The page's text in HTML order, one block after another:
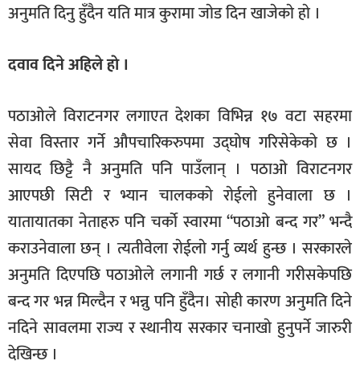
अनुमति दिनु हुँदैन यति मात्र कुरामा जाेड दिन खाजेकाे हाे ।
दवाव दिने अहिले हाे ।
पठाओले विराटनगर लगाएत देशका विभिन्न १७ वटा सहरमा
सेवा विस्तार गर्ने औपचारिकरुपमा उद्घाेष गरिसेकेकाे छ ।
सायद छिट्टै नै अनुमति पनि पाउँलान् । पठाओ विराटनगर
आएपछी सिटी र भ्यान चालककाे राेईलाे हुनेवाला छ ।
यातायातका नेताहरु पनि चर्काे स्वारमा “पठाओ बन्द गर” भन्दै
कराउनेवाला छन् । त्यतीवेला राेईलाे गर्नु व्यर्थ हुन्छ । सरकारले
अनुमति दिएपछि पठाओले लगानी गर्छ र लगानी गरीसकेपछि
बन्द गर भन्न मिल्दैन र भन्नु पनि हुँदैन। साेही कारण अनुमति दिने
नदिने सावलमा राज्य र स्थानीय सरकार चनाखाे हुनुपर्ने जारुरी
देखिन्छ ।